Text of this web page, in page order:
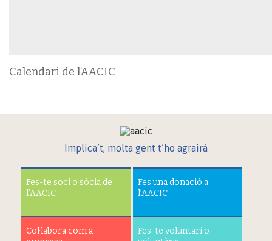
Calendari de l’AACIC
Implica’t, molta gent t’ho agrairà
Fes-te soci o sòcia de
l’AACIC
Fes una donació a
l’AACIC
Col·labora com a
Fes-te voluntari o